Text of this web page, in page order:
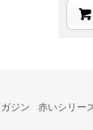
ジン 赤いシリー